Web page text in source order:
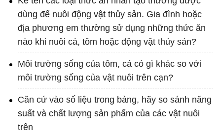
dùng để nuôi động vật thủy sản. Gia đình hoặc
địa phương em thường sử dụng những thức ăn
nào khi nuôi cá, tôm hoặc động vật thủy sản?
Môi trường sống của tôm, cá có gì khác so với
môi trường sống của vật nuôi trên cạn?
Căn cứ vào số liệu trong bảng, hãy so sánh năng
suất và chất lượng sản phẩm của các vật nuôi
trên